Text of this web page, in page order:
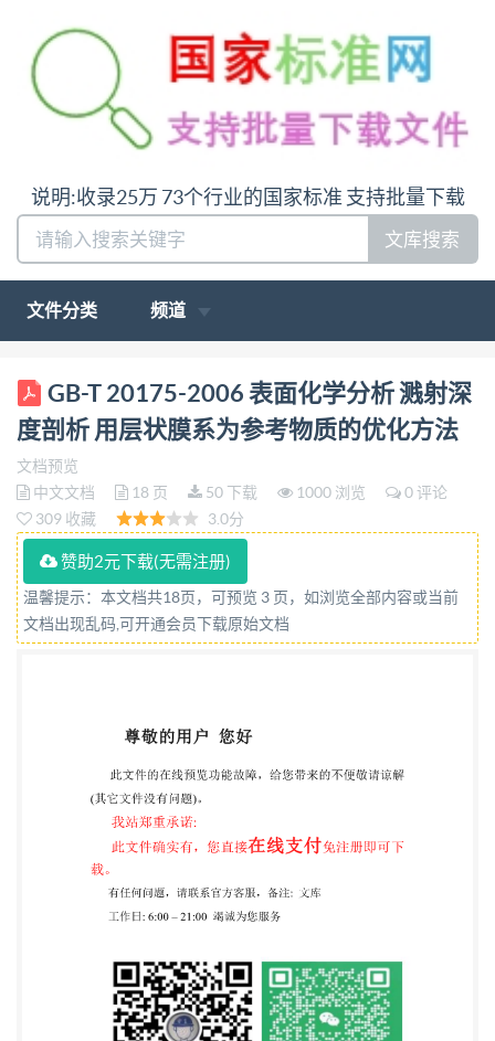
说明:收录25万 73个行业的国家标准 支持批量下载
文库搜索
文件分类 频道
ICS 71.040.40 N33 GB 中华人民共和国国家标准
GB/T20175-2006/ISO14606:2000 表面化学分析 溅
射深度部析 用层状膜系为参考物质的优化方法
Surface chemical analysis--Sputter depth profiling-
Optimization using layered system as reference
materials (ISO14606:2000,IDT) 2006-03-27发布
2006-11-01实施 中华人民共和国国家质量监督检验
检疫总局 发布 中国国家标准化管理委员会
GB/T20175—2006/ISO14606:2000 目 次 前言 引言…
数设定优化的步骤 附录A（资料性附录） 影响深度分
辨的因素 附录B（资料性附录） 典型单层膜系参考物
质 附录C（资料性附录） 典型多层膜系参考物质 10
附录D（资料性附录） 多层膜系的使用 11 参考文献
GB-T 20175-2006 表面化学分析 溅射深
度剖析 用层状膜系为参考物质的优化方法
文档预览
中文文档
18 页 50 下载 1000 浏览
0 评论
309 收藏
3.0分
赞助2元下载(无需注册)
温馨提示：本文档共18页，可预览 3 页，如浏览全部内容或当前
文档出现乱码,可开通会员下载原始文档